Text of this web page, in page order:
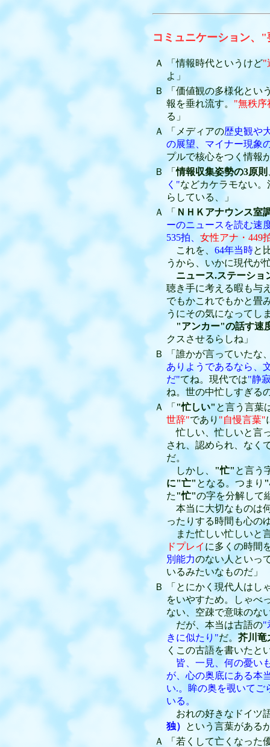
コミュニケーション、
Ａ 「情報時代というけど"
よ」
Ｂ
「価値観の多様化とい
報を垂れ流す。 "無秩序
る」
Ａ
「メディアの歴史観や
の展望、マイナー現象
プルで核心をつく情報
Ｂ
「情報収集姿勢の3原則
く"などカケラモない
らしている、」
Ａ
「 ＮＨＫアナウンス室
ーのニュースを読む速
535拍、 女性アナ・449
これを、 64年当時と
うから、いかに現代が
ニュース.ステーショ
聴き手に考える暇も与
でもかこれでもかと畳
うにその気になってし
"アンカー"の話す速
クスさせるらしね」
Ｂ
「誰かが言っていたな
ありようであるなら、
だ"てね。現代では"静
ね。世の中忙しすぎる
Ａ
「 "忙しい" と言う言葉
世辞"であり "自慢言葉"
忙しい、忙しいと言
され、認められ、なく
だ。
しかし、 "忙" と言う
に"亡" となる。つまり "
た"忙"の字を分解して
本当に大切なものは
ったりする時間も心の
また忙しい忙しいと
ドプレイ に多くの時間
別能力のない人といっ
いるみたいなものだ」
Ｂ
「とにかく現代人はし
をいやすため。しゃべ
ない、空疎で意味のな
だが、本当は古語の"
きに似たり"だ。 芥川竜
くこの古語を書いたと
皆、一見、何の憂い
が、心の奥底にある本
い.。眸の奥を覗いてご
いる。
おれの好きなドイツ
独）
という言葉がある
Ａ
「若くして亡くなった